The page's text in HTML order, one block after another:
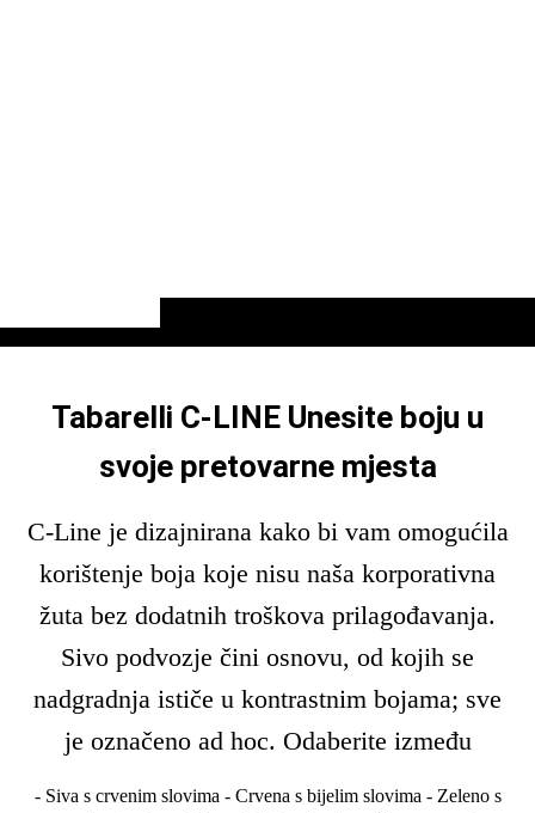
Tabarelli C-LINE Unesite boju u
svoje pretovarne mjesta
C-Line je dizajnirana kako bi vam omogućila
korištenje boja koje nisu naša korporativna
žuta bez dodatnih troškova prilagođavanja.
Sivo podvozje čini osnovu, od kojih se
nadgradnja ističe u kontrastnim bojama; sve
je označeno ad hoc. Odaberite između
- Siva s crvenim slovima - Crvena s bijelim slovima - Zeleno s